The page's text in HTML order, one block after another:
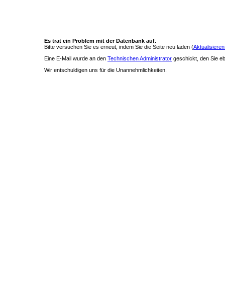
Es trat ein Problem mit der Datenbank auf.
Bitte versuchen Sie es erneut, indem Sie die Seite neu laden (
Eine E-Mail wurde an den Technischen Administrator geschickt, den Sie
Wir entschuldigen uns für die Unannehmlichkeiten.